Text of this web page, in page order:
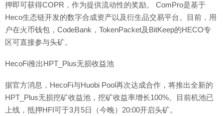
押即可获得COPR，作为提供流动性的奖励。 ComPro是基于
Heco生态链开发的数字合成资产以及衍生品交易平台。目前，用
户在火币钱包，CodeBank，TokenPacket及BitKeep的HECO专
区可直接参与头矿。
HecoFi推出HPT_Plus无损收益池
据官方消息，HecoFi与Huobi Pool再次达成合作，将推出全新的
HPT_Plus无损挖矿收益池，挖矿收益率增长100%。目前机池已
上线，抵押HFI可于3月5日（今晚）20:00开启头矿。